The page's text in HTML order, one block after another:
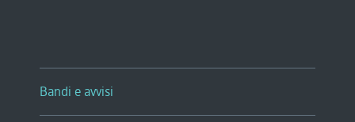
Bandi e avvisi